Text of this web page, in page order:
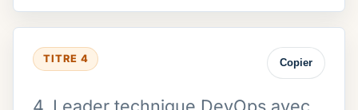
TITRE 4 Copier
4. Leader technique DevOps avec